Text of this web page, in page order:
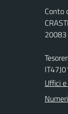
Conto
20083
Uffici